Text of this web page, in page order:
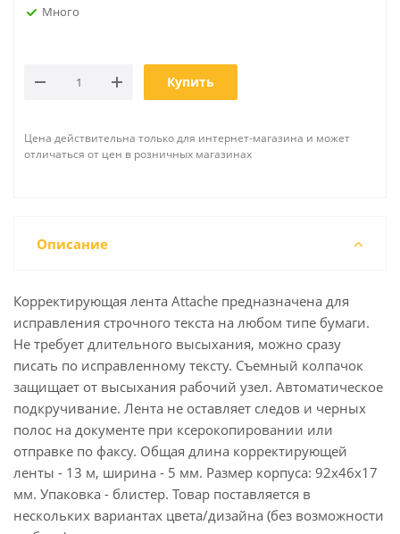
Много
Купить
Цена действительна только для интернет-магазина и может
отличаться от цен в розничных магазинах
Описание
Корректирующая лента Attache предназначена для
исправления строчного текста на любом типе бумаги.
Не требует длительного высыхания, можно сразу
писать по исправленному тексту. Съемный колпачок
защищает от высыхания рабочий узел. Автоматическое
подкручивание. Лента не оставляет следов и черных
полос на документе при ксерокопировании или
отправке по факсу. Общая длина корректирующей
ленты - 13 м, ширина - 5 мм. Размер корпуса: 92x46x17
мм. Упаковка - блистер. Товар поставляется в
нескольких вариантах цвета/дизайна (без возможности